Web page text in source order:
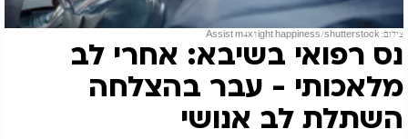
צילום: Assist m4x1ight happiness/shutterstock
נס רפואי בשיבא: אחרי לב
מלאכותי - עבר בהצלחה
השתלת לב אנושי